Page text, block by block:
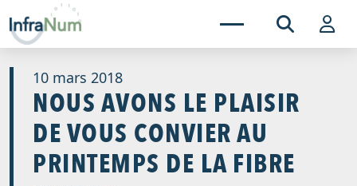
10 mars 2018
NOUS AVONS LE PLAISIR
DE VOUS CONVIER AU
PRINTEMPS DE LA FIBRE